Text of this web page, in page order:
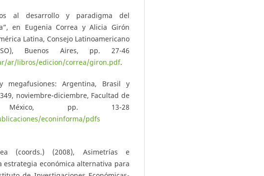
al desarrollo y paradigma del
en Eugenia Correa y Alicia Girón
Latina, Consejo Latinoamericano
Buenos Aires, pp. 27-46
ar/libros/edicion/correa/giron.pdf.
megafusiones: Argentina, Brasil y
noviembre-diciembre, Facultad de
México, pp. 13-28
econinforma/pdfs
(coords.) (2008), Asimetrías e
económica alternativa para